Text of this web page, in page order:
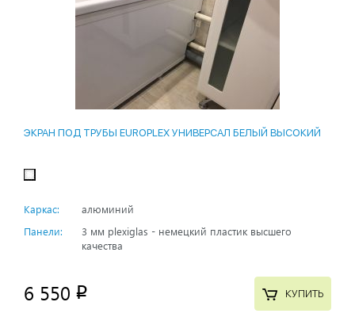
ЭКРАН ПОД ТРУБЫ EUROPLEX УНИВЕРСАЛ БЕЛЫЙ ВЫСОКИЙ
Каркас:
алюминий
Панели:
3 мм plexiglas - немецкий пластик высшего
качества
6 550 p КУПИТЬ